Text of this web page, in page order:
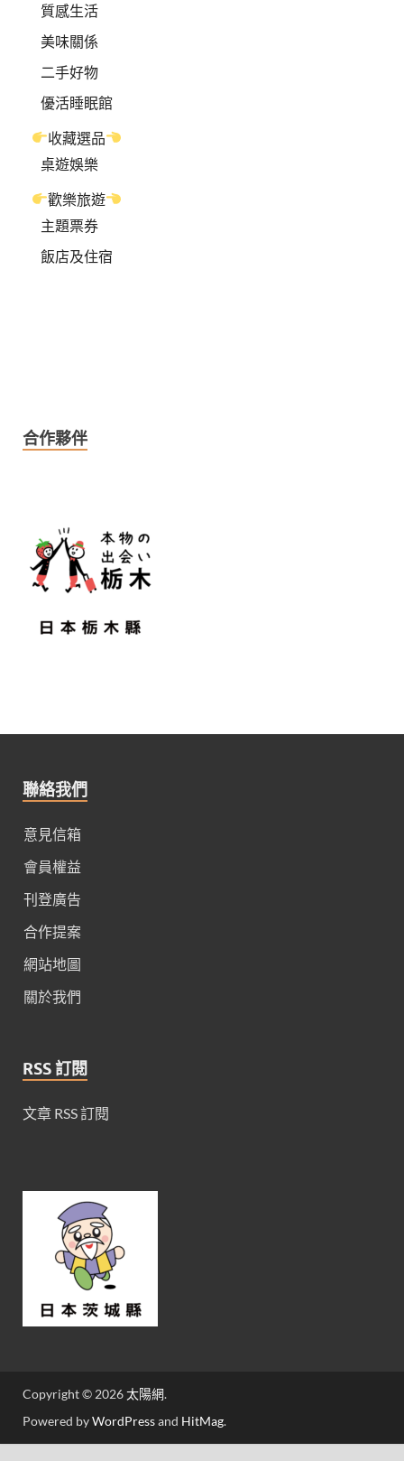
質感生活
美味關係
二手好物
優活睡眠館
收藏選品
桌遊娛樂
歡樂旅遊
主題票券
飯店及住宿
合作夥伴
聯絡我們
意見信箱
會員權益
刊登廣告
合作提案
網站地圖
關於我們
RSS 訂閱
文章 RSS 訂閱
Copyright © 2026太陽網.
Powered byWordPressand HitMag.